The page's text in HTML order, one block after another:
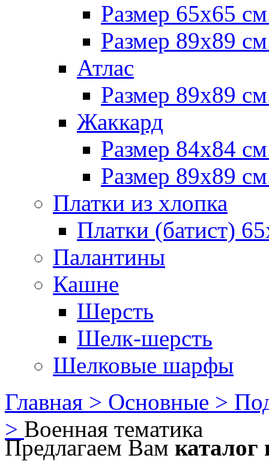
Размер 65х65
Размер 89х89
Атлас
Размер 89х89
Жаккард
Размер 84х84
Размер 89х89
Платки из хлопка
Платки (батист)
Палантины
Кашне
Шерсть
Шелк-шерсть
Шелковые шарфы
Главная > Основные >
> Военная тематика
Предлагаем Вам